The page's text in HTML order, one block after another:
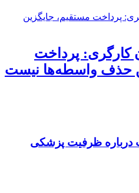
کارگری: پرداخت
حذف واسطه‌ها نیست
ظرفیت پزشکی